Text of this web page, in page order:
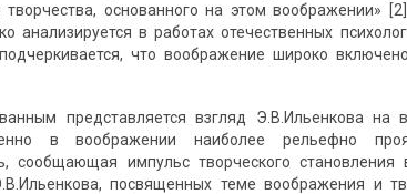
основанного на этом воображении»
анализируется в работах отечественных
что воображение широко
представляется взгляд Э.В.Ильенкова на
в воображении наиболее рельефно
сообщающая импульс творческого
посвященных теме воображения и